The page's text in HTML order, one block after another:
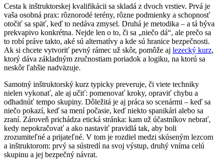
Cesta k inštruktorskej kvalifikácii sa skladá z dvoch vrstiev. Prvá je
vaša osobná prax: rôznorodé terény, rôzne podmienky a schopnosť
otočiť sa späť, keď to nedáva zmysel. Druhá je metodika – a tá býva
prekvapivo konkrétna. Nejde len o to, či sa „niečo dá“, ale prečo sa
to robí práve takto, aké sú alternatívy a kde sú hranice bezpečnosti.
Ak si chcete vytvoriť pevný rámec už skôr, pomôže aj lezecký kurz,
ktorý dáva základným zručnostiam poriadok a logiku, na ktorú sa
neskôr ľahšie nadväzuje.
Samotný inštruktorský kurz typicky preveruje, či viete techniky
nielen vykonať, ale aj učiť: pomenovať kroky, opraviť chybu a
odhadnúť tempo skupiny. Dôležitá je aj práca so scenármi – keď sa
niečo pokazí, keď sa mení počasie, keď niekto spanikári alebo sa
zraní. Zároveň prichádza etická stránka: kam už účastníkov nebrať,
kedy nepokračovať a ako nastaviť pravidlá tak, aby boli
zrozumiteľné a prijateľné. V tom je rozdiel medzi skúseným lezcom
a inštruktorom: prvý sa sústredí na svoj výstup, druhý vníma celú
skupinu a jej bezpečný návrat.